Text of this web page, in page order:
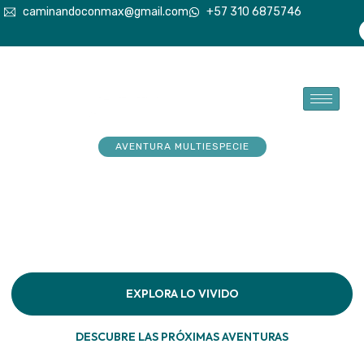
caminandoconmax@gmail.com +57 310 6875746
AVENTURA MULTIESPECIE
EXPLORA LO VIVIDO
DESCUBRE LAS PRÓXIMAS AVENTURAS